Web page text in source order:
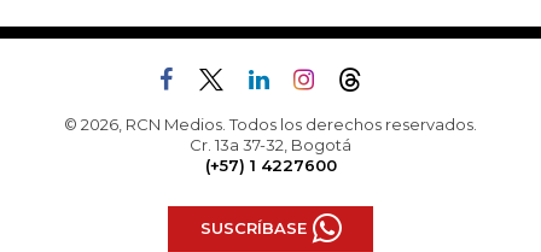
© 2026, RCN Medios. Todos los derechos reservados.
Cr. 13a 37-32, Bogotá
(+57) 1 4227600
SUSCRÍBASE